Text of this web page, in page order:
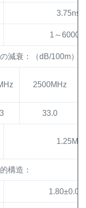
3.75ns/
1～
減衰：（dB/100m）
2500MHz
33.0
構造：